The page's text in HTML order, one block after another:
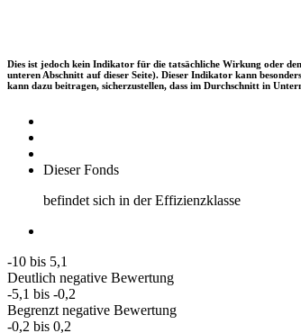
Dies ist jedoch kein Indikator für die tatsächliche Wirkung oder
unteren Abschnitt auf dieser Seite). Dieser Indikator kann
kann dazu beitragen, sicherzustellen, dass im Durchschnitt in
Dieser Fonds
befindet sich in der Effizienzklasse
-10 bis 5,1
Deutlich negative Bewertung
-5,1 bis -0,2
Begrenzt negative Bewertung
-0,2 bis 0,2